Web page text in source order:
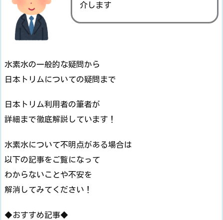
介します
水素水の一般的な疑問から
日本トリムについての疑問まで
日本トリム利用者の筆者が
詳細まで徹底解説しています！
水素水について不明点がある場合は
以下の記事をご覧になって
わからないことや不安を
解消してみてください！
◆おすすめ記事◆